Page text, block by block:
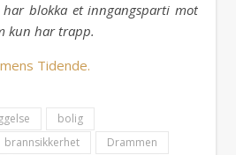
har blokka et inngangsparti mot
kun har trapp.
Tidende.
bolig
brannsikkerhet
Drammen